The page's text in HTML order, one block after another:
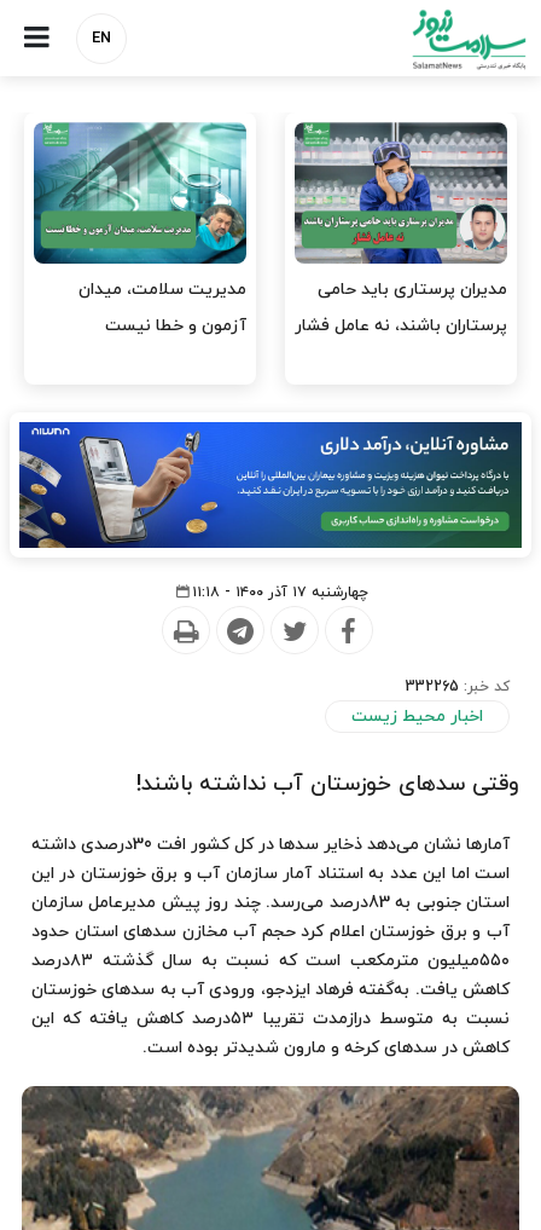
EN
وقت وزیر بهداشت باید صرف
افتتاح پروژه‌ها شود؟
واردات دارو و کالاهای اساسی
باید در اولویت تخصیص ارز
چهارشنبه ۱۷ آذر ۱۴۰۰ - ۱۱:۱۸
کد خبر: 332265
اخبار محیط زیست
وقتی سدهای خوزستان آب نداشته باشند!
آمارها نشان می‌دهد ذخایر سدها در کل کشور افت 30درصدی داشته
است اما این عدد به استناد آمار سازمان آب و برق خوزستان در این
استان جنوبی به 83درصد می‌رسد. چند روز پیش مدیرعامل سازمان
آب و برق خوزستان اعلام کرد حجم آب مخازن سدهای استان حدود
۵۵۰میلیون مترمکعب است که نسبت به سال گذشته ۸۳درصد
کاهش یافت. به‌گفته فرهاد ایزدجو، ورودی آب به سدهای خوزستان
نسبت به متوسط درازمدت تقریبا ۵۳درصد کاهش یافته که این
کاهش در سدهای کرخه و مارون شدیدتر بوده است.